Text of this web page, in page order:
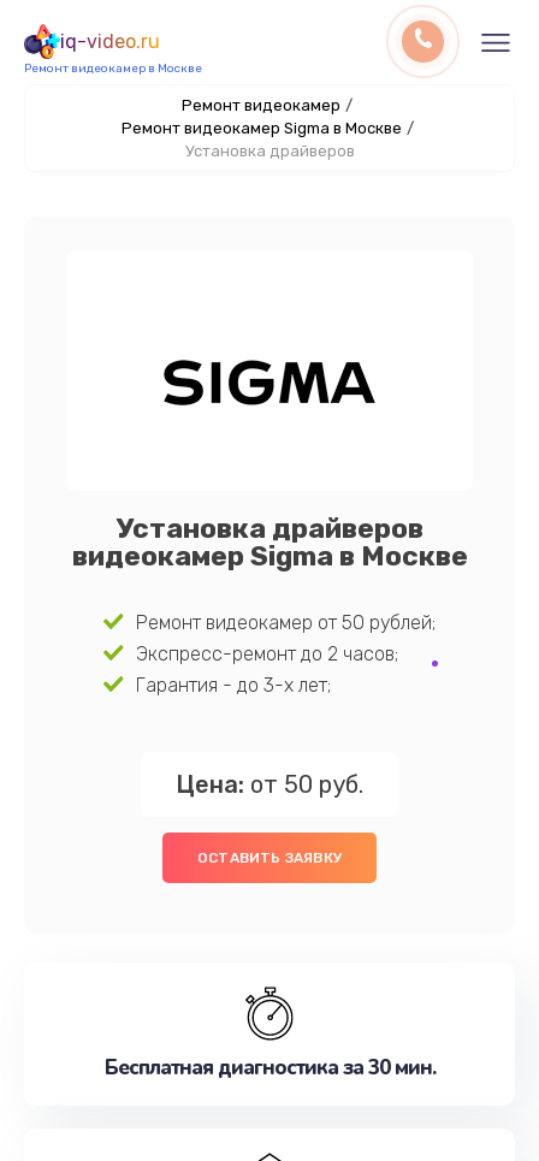
iq-video.ru
Ремонт видеокамер в Москве
Ремонт видеокамер /
Ремонт видеокамер Sigma в Москве /
Установка драйверов
Установка драйверов
видеокамер Sigma в Москве
Ремонт видеокамер от 50 рублей;
Экспресс-ремонт до 2 часов;
Гарантия - до 3-х лет;
Цена: от 50 руб.
ОСТАВИТЬ ЗАЯВКУ
Бесплатная диагностика за 30 мин.